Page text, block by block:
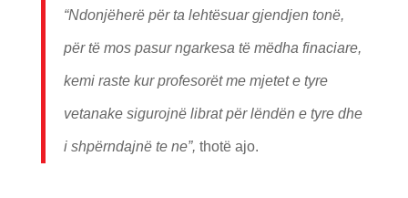
“Ndonjëherë për ta lehtësuar gjendjen tonë,
për të mos pasur ngarkesa të mëdha finaciare,
kemi raste kur profesorët me mjetet e tyre
vetanake sigurojnë librat për lëndën e tyre dhe
i shpërndajnë te ne”, thotë ajo.